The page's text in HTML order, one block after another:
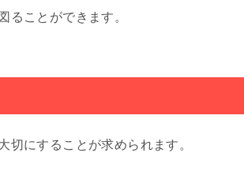
ることができます。
切にすることが求められます。